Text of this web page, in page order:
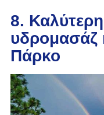
8.
υδρομασάζ
Πάρκο